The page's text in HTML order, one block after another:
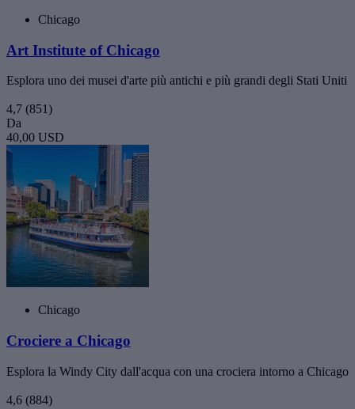
Chicago
Art Institute of Chicago
Esplora uno dei musei d'arte più antichi e più grandi degli Stati Uniti
4,7 (851)
Da
40,00 USD
Chicago
Crociere a Chicago
Esplora la Windy City dall'acqua con una crociera intorno a Chicago
4,6 (884)